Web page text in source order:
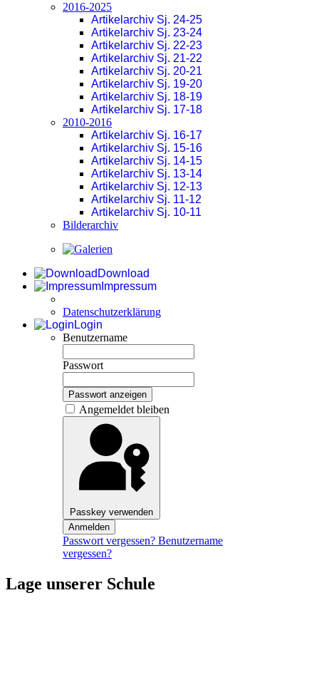
2016-2025
Artikelarchiv Sj. 24-25
Artikelarchiv Sj. 23-24
Artikelarchiv Sj. 22-23
Artikelarchiv Sj. 21-22
Artikelarchiv Sj. 20-21
Artikelarchiv Sj. 19-20
Artikelarchiv Sj. 18-19
Artikelarchiv Sj. 17-18
2010-2016
Artikelarchiv Sj. 16-17
Artikelarchiv Sj. 15-16
Artikelarchiv Sj. 14-15
Artikelarchiv Sj. 13-14
Artikelarchiv Sj. 12-13
Artikelarchiv Sj. 11-12
Artikelarchiv Sj. 10-11
Bilderarchiv
Download
Impressum
Datenschutzerklärung
Login
Benutzername
Passwort
Passwort anzeigen
Angemeldet bleiben
Passkey verwenden
Anmelden
Passwort vergessen? Benutzername
vergessen?
Lage unserer Schule